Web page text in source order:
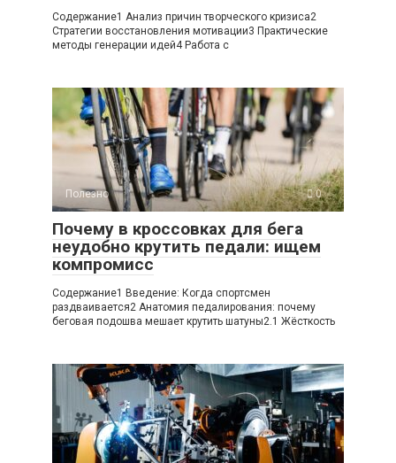
Содержание1 Анализ причин творческого кризиса2
Стратегии восстановления мотивации3 Практические
методы генерации идей4 Работа с
Полезно 0
Почему в кроссовках для бега
неудобно крутить педали: ищем
компромисс
Содержание1 Введение: Когда спортсмен
раздваивается2 Анатомия педалирования: почему
беговая подошва мешает крутить шатуны2.1 Жёсткость